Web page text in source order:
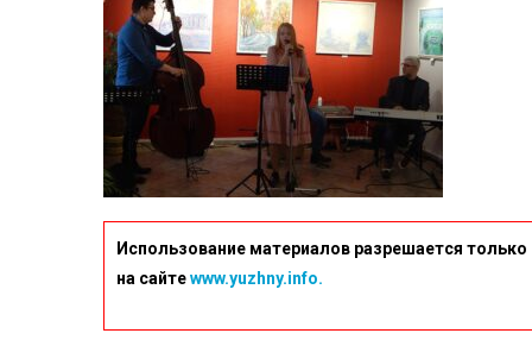
Использование материалов разрешается
на сайтеwww.yuzhny.info.